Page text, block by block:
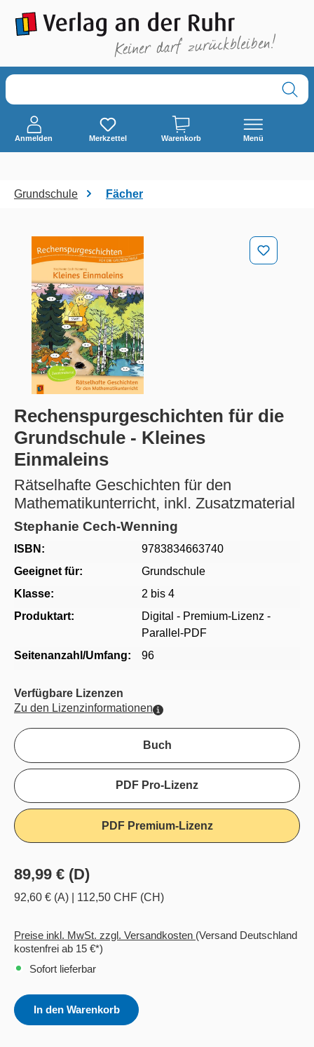
springen
Anmelden Merkzettel Warenkorb Menü
Grundschule Fächer
Bildergalerie überspringen
Rechenspurgeschichten für die
Grundschule - Kleines
Einmaleins
Rätselhafte Geschichten für den
Mathematikunterricht, inkl. Zusatzmaterial
Stephanie Cech-Wenning
ISBN:
9783834663740
Geeignet für:
Grundschule
Klasse:
2 bis 4
Produktart:
Digital - Premium-Lizenz -
Parallel-PDF
Seitenanzahl/Umfang:
96
Verfügbare Lizenzen
Zu den Lizenzinformationen
Buch
PDF Pro-Lizenz
PDF Premium-Lizenz
89,99 € (D)
92,60 € (A) 112,50 CHF (CH)
Preise inkl. MwSt. zzgl. Versandkosten (Versand Deutschland
kostenfrei ab 15 €*)
Sofort lieferbar
In den Warenkorb